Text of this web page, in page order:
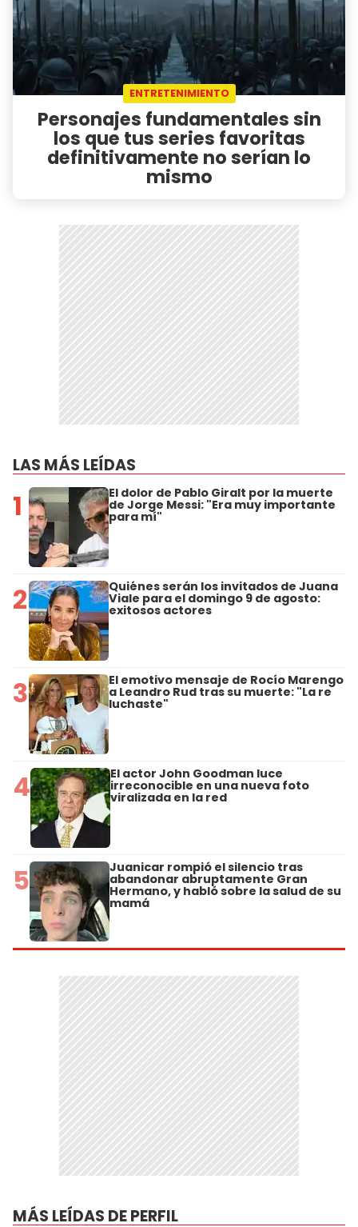
ENTRETENIMIENTO
Personajes fundamentales sin
los que tus series favoritas
definitivamente no serían lo
mismo
LAS MÁS LEÍDAS
1 El dolor de Pablo Giralt por la muerte
de Jorge Messi: "Era muy importante
para mí"
2 Quiénes serán los invitados de Juana
Viale para el domingo 9 de agosto:
exitosos actores
3 El emotivo mensaje de Rocío Marengo
a Leandro Rud tras su muerte: "La re
luchaste"
4 El actor John Goodman luce
irreconocible en una nueva foto
viralizada en la red
5 Juanicar rompió el silencio tras
abandonar abruptamente Gran
Hermano, y habló sobre la salud de su
mamá
MÁS LEÍDAS DE PERFIL